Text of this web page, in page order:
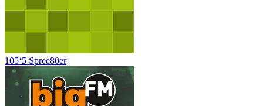
105‘5 Spree80er